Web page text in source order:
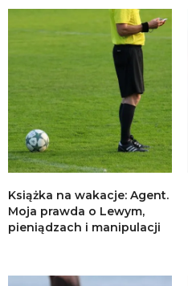
Książka na wakacje: Agent.
Moja prawda o Lewym,
pieniądzach i manipulacji